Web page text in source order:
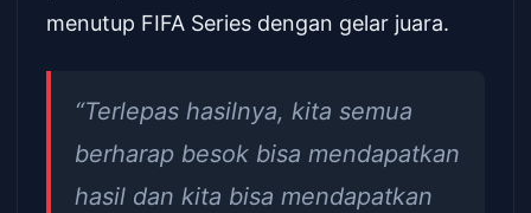
menutup FIFA Series dengan gelar juara.
“Terlepas hasilnya, kita semua
berharap besok bisa mendapatkan
hasil dan kita bisa mendapatkan